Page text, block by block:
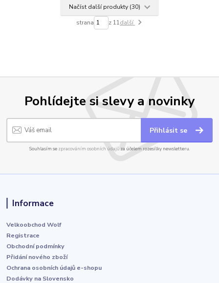
Načíst další produkty (30)
strana z 11další
Pohlídejte si slevy a novinky
Přihlásit se
Souhlasím se zpracováním osobních údajůza účelem rozesílky newsletteru.
Informace
Velkoobchod Wolf
Registrace
Obchodní podmínky
Přidání nového zboží
Ochrana osobních údajů e-shopu
Dodávky na Slovensko